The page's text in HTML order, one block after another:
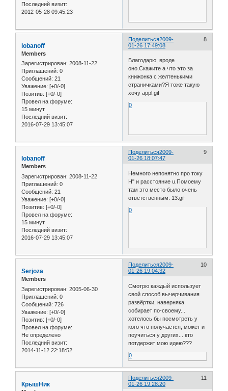
Последний визит:
2012-05-28 09:45:23
Поделиться 8
2009-
01-26 17:49:08
lobanoff
Members
Зарегистрирован: 2008-11-22
Приглашений: 0
Сообщений: 21
Уважение: [+0/-0]
Позитив: [+0/-0]
Провел на форуме:
15 минут
Последний визит:
2016-07-29 13:45:07
Благодарю, вроде
оно.Скажите а что это за
книжонка с желтенькими
страничками?Я тоже такую
хочу appl.gif
0
Поделиться 9
2009-
01-26 18:07:47
lobanoff
Members
Зарегистрирован: 2008-11-22
Приглашений: 0
Сообщений: 21
Уважение: [+0/-0]
Позитив: [+0/-0]
Провел на форуме:
15 минут
Последний визит:
2016-07-29 13:45:07
Немного непонятно про току
Н" и расстояние u.Помоему
там это место было очень
ответственным. 13.gif
0
Поделиться 10
2009-
01-26 19:04:32
Serjoza
Members
Зарегистрирован: 2005-06-30
Приглашений: 0
Сообщений: 726
Уважение: [+0/-0]
Позитив: [+0/-0]
Провел на форуме:
Не определено
Последний визит:
2014-11-12 22:18:52
Смотрю каждый использует
свой способ вычерчивания
развёртки, наверняка
собирает по-своему...
хотелось бы посмотреть у
кого что получается, может и
поучиться у других... кто
потдержит мою идею???
0
Поделиться 11
2009-
01-26 19:28:20
КрышНик